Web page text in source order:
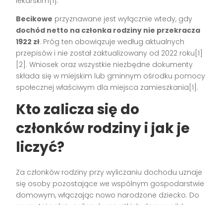
Becikowe przyznawane jest wyłącznie wtedy, gdy
dochód netto na członka rodziny nie przekracza
1922 zł. Próg ten obowiązuje według aktualnych
przepisów i nie został zaktualizowany od 2022 roku[1]
[2]. Wniosek oraz wszystkie niezbędne dokumenty
składa się w miejskim lub gminnym ośrodku pomocy
społecznej właściwym dla miejsca zamieszkania[1].
Kto zalicza się do
członków rodziny i jak je
liczyć?
Za członków rodziny przy wyliczaniu dochodu uznaje
się osoby pozostające we wspólnym gospodarstwie
domowym, włączając nowo narodzone dziecko. Do